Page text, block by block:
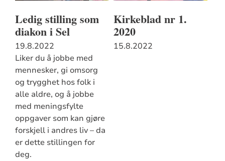
Ledig stilling som
diakon i Sel
19.8.2022
Liker du å jobbe med
mennesker, gi omsorg
og trygghet hos folk i
alle aldre, og å jobbe
med meningsfylte
oppgaver som kan gjøre
forskjell i andres liv – da
er dette stillingen for
deg.
Kirkeblad nr 1.
2020
15.8.2022